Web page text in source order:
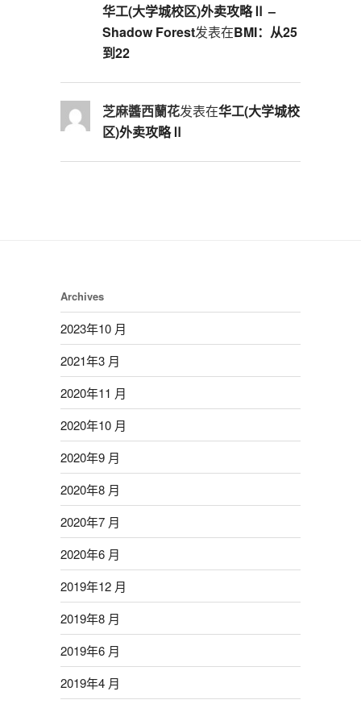
华工(大学城校区)外卖攻略Ⅱ –
Shadow Forest发表在BMI：从25
到22
芝麻醬西蘭花发表在华工(大学城校
区)外卖攻略Ⅱ
Archives
2023年10 月
2021年3 月
2020年11 月
2020年10 月
2020年9 月
2020年8 月
2020年7 月
2020年6 月
2019年12 月
2019年8 月
2019年6 月
2019年4 月